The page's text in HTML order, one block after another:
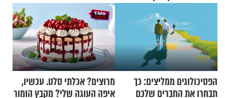
הפסיכולוגים ממליצים: כך
תבחרו את החברים שלכם
מרוצים? אכלתי סלט. עכשיו,
איפה העוגה שלי? מקבץ הומור